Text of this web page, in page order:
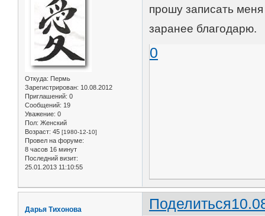
Откуда: Пермь
Зарегистрирован: 10.08.2012
Приглашений: 0
Сообщений: 19
Уважение: 0
Пол: Женский
Возраст: 45 [1980-12-10]
Провел на форуме:
8 часов 16 минут
Последний визит:
25.01.2013 11:10:55
прошу записать
заранее благодарю.
0
Поделиться
Дарья Тихонова